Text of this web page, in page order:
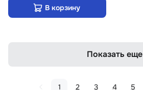
В корзину
Показать еще
1 2 3 4 5